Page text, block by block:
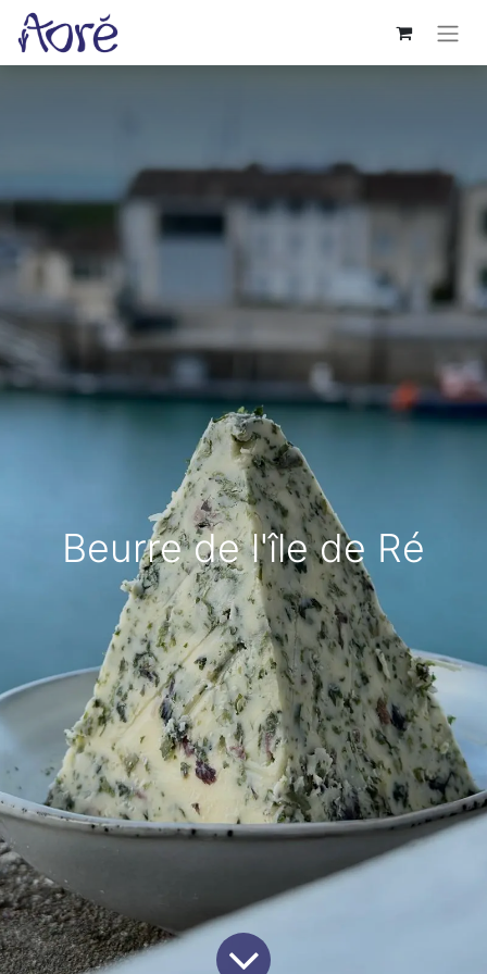
Beurre de l'île de Ré